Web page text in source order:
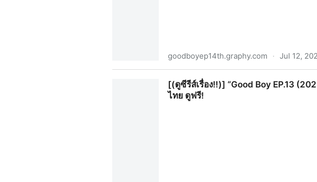
goodboyep14th.graphy.com · Jul 12,
[(ดูซีรีส์เรื่อง‼️)] “Good Boy EP.13
ไทย ดูฟรี!